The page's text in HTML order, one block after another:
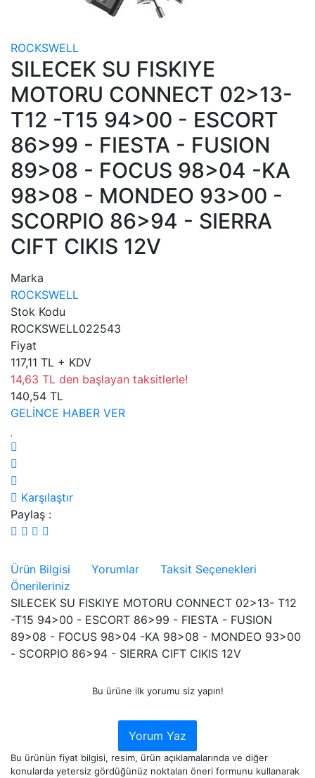
ROCKSWELL
SILECEK SU FISKIYE
MOTORU CONNECT 02>13-
T12 -T15 94>00 - ESCORT
86>99 - FIESTA - FUSION
89>08 - FOCUS 98>04 -KA
98>08 - MONDEO 93>00 -
SCORPIO 86>94 - SIERRA
CIFT CIKIS 12V
Marka
ROCKSWELL
Stok Kodu
ROCKSWELL022543
Fiyat
117,11 TL + KDV
14,63 TL den başlayan taksitlerle!
140,54 TL
GELİNCE HABER VER
Karşılaştır
Paylaş :
Ürün Bilgisi Yorumlar
Taksit Seçenekleri
Önerileriniz
SILECEK SU FISKIYE MOTORU CONNECT 02>13- T12
-T15 94>00 - ESCORT 86>99 - FIESTA - FUSION
89>08 - FOCUS 98>04 -KA 98>08 - MONDEO 93>00
- SCORPIO 86>94 - SIERRA CIFT CIKIS 12V
Bu ürüne ilk yorumu siz yapın!
Yorum Yaz
Bu ürünün fiyat bilgisi, resim, ürün açıklamalarında ve diğer
konularda yetersiz gördüğünüz noktaları öneri formunu kullanarak